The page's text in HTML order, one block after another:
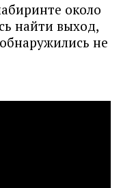
около
найти выход,
не